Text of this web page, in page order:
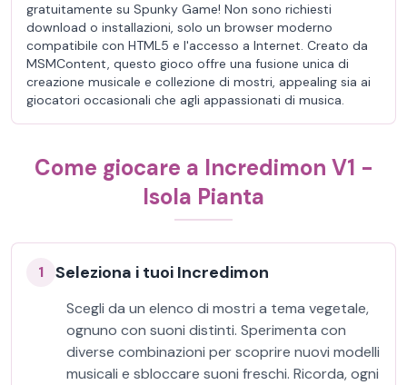
gratuitamente su Spunky Game! Non sono richiesti
download o installazioni, solo un browser moderno
compatibile con HTML5 e l'accesso a Internet. Creato da
MSMContent, questo gioco offre una fusione unica di
creazione musicale e collezione di mostri, appealing sia ai
giocatori occasionali che agli appassionati di musica.
Come giocare a Incredimon V1 -
Isola Pianta
1 Seleziona i tuoi Incredimon
Scegli da un elenco di mostri a tema vegetale,
ognuno con suoni distinti. Sperimenta con
diverse combinazioni per scoprire nuovi modelli
musicali e sbloccare suoni freschi. Ricorda, ogni